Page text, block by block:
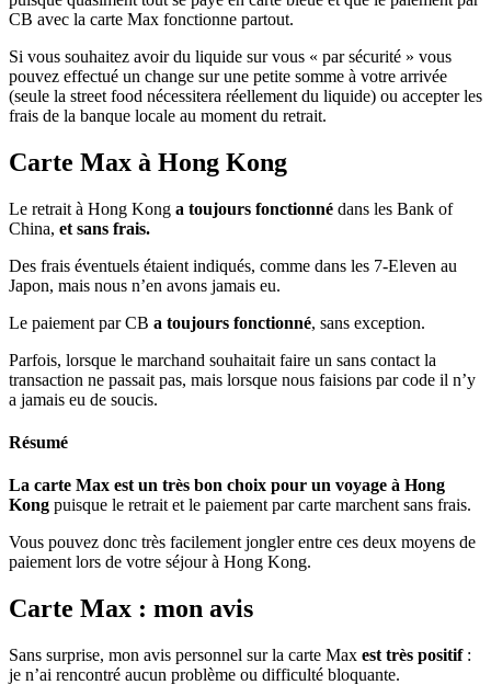
CB avec la carte Max fonctionne partout.
Si vous souhaitez avoir du liquide sur vous « par sécurité » vous
pouvez effectué un change sur une petite somme à votre arrivée
(seule la street food nécessitera réellement du liquide) ou accepter les
frais de la banque locale au moment du retrait.
Carte Max à Hong Kong
Le retrait à Hong Kong a toujours fonctionné dans les Bank of
China, et sans frais.
Des frais éventuels étaient indiqués, comme dans les 7-Eleven au
Japon, mais nous n’en avons jamais eu.
Le paiement par CB a toujours fonctionné, sans exception.
Parfois, lorsque le marchand souhaitait faire un sans contact la
transaction ne passait pas, mais lorsque nous faisions par code il n’y
a jamais eu de soucis.
Résumé
La carte Max est un très bon choix pour un voyage à Hong
Kong puisque le retrait et le paiement par carte marchent sans frais.
Vous pouvez donc très facilement jongler entre ces deux moyens de
paiement lors de votre séjour à Hong Kong.
Carte Max : mon avis
Sans surprise, mon avis personnel sur la carte Max est très positif:
je n’ai rencontré aucun problème ou difficulté bloquante.